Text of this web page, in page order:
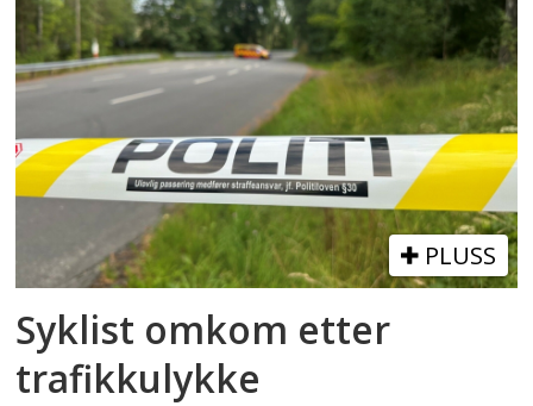
PLUSS
Syklist omkom etter
trafikkulykke